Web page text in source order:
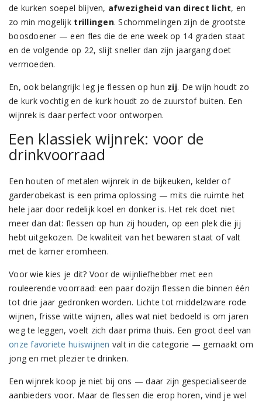
de kurken soepel blijven, afwezigheid van direct licht, en
zo min mogelijk trillingen. Schommelingen zijn de grootste
boosdoener — een fles die de ene week op 14 graden staat
en de volgende op 22, slijt sneller dan zijn jaargang doet
vermoeden.
En, ook belangrijk: leg je flessen op hun zij. De wijn houdt zo
de kurk vochtig en de kurk houdt zo de zuurstof buiten. Een
wijnrek is daar perfect voor ontworpen.
Een klassiek wijnrek: voor de
drinkvoorraad
Een houten of metalen wijnrek in de bijkeuken, kelder of
garderobekast is een prima oplossing — mits die ruimte het
hele jaar door redelijk koel en donker is. Het rek doet niet
meer dan dat: flessen op hun zij houden, op een plek die jij
hebt uitgekozen. De kwaliteit van het bewaren staat of valt
met de kamer eromheen.
Voor wie kies je dit? Voor de wijnliefhebber met een
rouleerende voorraad: een paar dozijn flessen die binnen één
tot drie jaar gedronken worden. Lichte tot middelzware rode
wijnen, frisse witte wijnen, alles wat niet bedoeld is om jaren
weg te leggen, voelt zich daar prima thuis. Een groot deel van
onze favoriete huiswijnen valt in die categorie — gemaakt om
jong en met plezier te drinken.
Een wijnrek koop je niet bij ons — daar zijn gespecialiseerde
aanbieders voor. Maar de flessen die erop horen, vind je wel